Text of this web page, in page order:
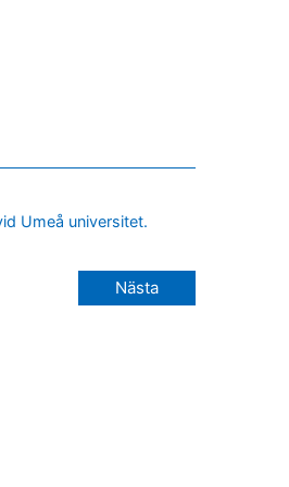
Umeå universitet.
Nästa